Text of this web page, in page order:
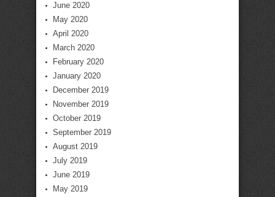
June 2020
May 2020
April 2020
March 2020
February 2020
January 2020
December 2019
November 2019
October 2019
September 2019
August 2019
July 2019
June 2019
May 2019